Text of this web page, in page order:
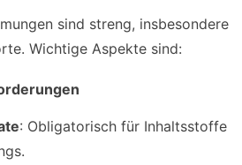
sind streng, insbesondere
Wichtige Aspekte sind:
: Obligatorisch für Inhaltsstoffe